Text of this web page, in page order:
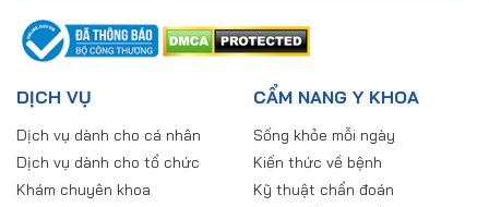
DỊCH VỤ
Dịch vụ dành cho cá nhân
Dịch vụ dành cho tổ chức
Khám chuyên khoa
CẨM NANG Y KHOA
Sống khỏe mỗi ngày
Kiến thức về bệnh
Kỹ thuật chẩn đoán